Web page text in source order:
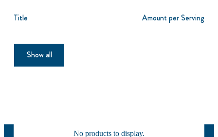
Title Amount per Serving
Show all
No products to display.